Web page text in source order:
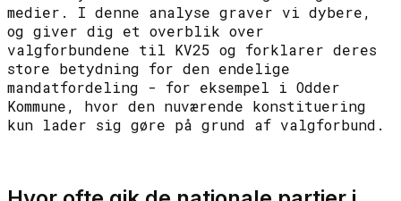
medier. I denne analyse graver vi dybere,
og giver dig et overblik over
valgforbundene til KV25 og forklarer deres
store betydning for den endelige
mandatfordeling - for eksempel i Odder
Kommune, hvor den nuværende konstituering
kun lader sig gøre på grund af valgforbund.